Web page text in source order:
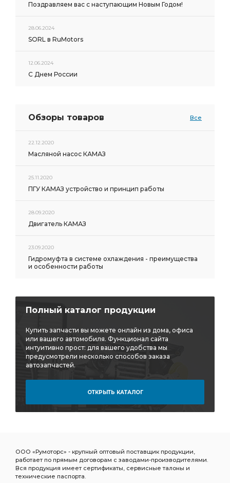
Поздравляем вас с наступающим Новым Годом!
28.06.2024
SORL в RuMotors
12.06.2024
С Днем России
Обзоры товаров Все
22.12.2020
Масляной насос КАМАЗ
25.11.2020
ПГУ КАМАЗ устройство и принцип работы
28.09.2020
Двигатель КАМАЗ
23.09.2020
Гидромуфта в системе охлаждения - преимущества
и особенности работы
Полный каталог продукции
Купить запчасти вы можете онлайн из дома, офиса
или вашего автомобиля. Функционал сайта
интуитивно прост: для вашего удобства мы
предусмотрели несколько способов заказа
автозапчастей.
ОТКРЫТЬ КАТАЛОГ
ООО «Румоторс» - крупный оптовый поставщик продукции,
работает по прямым договорам с заводами-производителями.
Вся продукция имеет сертификаты, сервисные талоны и
технические паспорта.